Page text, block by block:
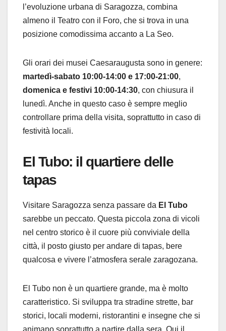
l’evoluzione urbana di Saragozza, combina
almeno il Teatro con il Foro, che si trova in una
posizione comodissima accanto a La Seo.
Gli orari dei musei Caesaraugusta sono in genere:
martedì-sabato 10:00-14:00 e 17:00-21:00,
domenica e festivi 10:00-14:30, con chiusura il
lunedì. Anche in questo caso è sempre meglio
controllare prima della visita, soprattutto in caso di
festività locali.
El Tubo: il quartiere delle
tapas
Visitare Saragozza senza passare da El Tubo
sarebbe un peccato. Questa piccola zona di vicoli
nel centro storico è il cuore più conviviale della
città, il posto giusto per andare di tapas, bere
qualcosa e vivere l’atmosfera serale zaragozana.
El Tubo non è un quartiere grande, ma è molto
caratteristico. Si sviluppa tra stradine strette, bar
storici, locali moderni, ristorantini e insegne che si